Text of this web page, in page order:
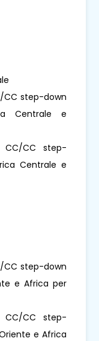
CC step-down
Centrale e
CC/CC step-
Centrale e
CC step-down
e Africa per
CC/CC step-
e Africa